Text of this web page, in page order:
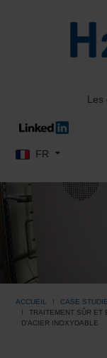
Les
Sélectionnez votre
FR
ACCUEIL
CASE
TRAITEMENT SÛR ET
D’ACIER INOXYDABLE